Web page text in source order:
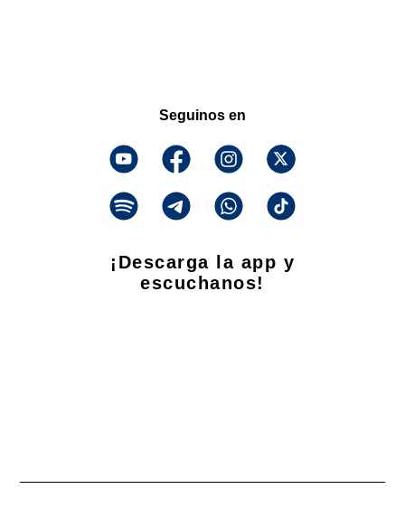
Seguinos en
¡Descarga la app y
escuchanos!